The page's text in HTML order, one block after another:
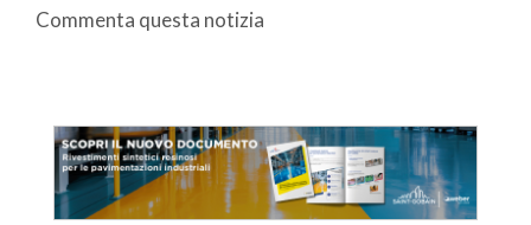
Commenta questa notizia